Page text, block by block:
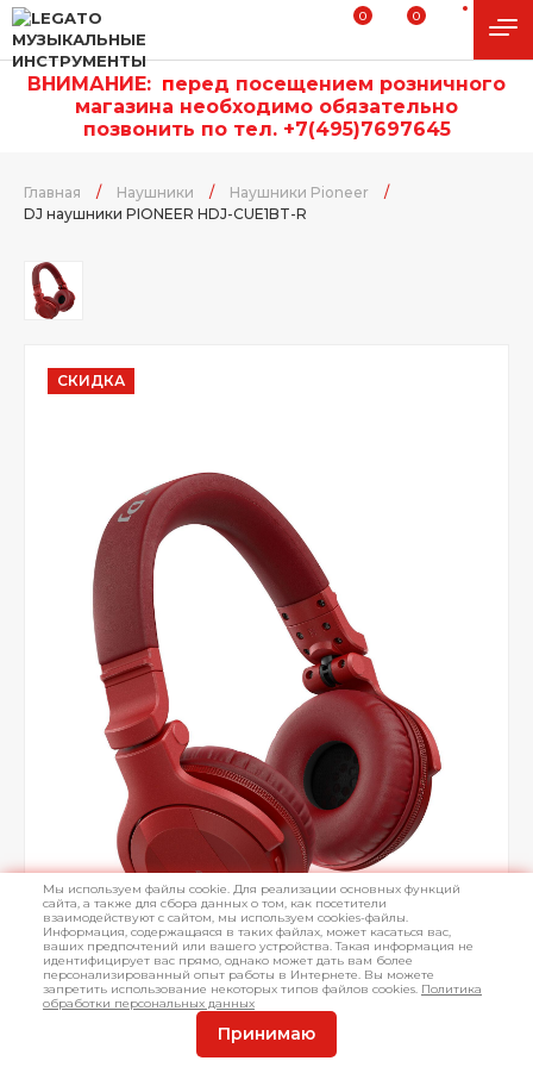
0 0
ВНИМАНИЕ: перед посещением розничного
магазина необходимо обязательно
позвонить по тел. +7(495)7697645
Главная / Наушники / Наушники Pioneer
/
DJ наушники PIONEER HDJ-CUE1BT-R
СКИДКА
Мы используем файлы cookie. Для реализации основных функций
сайта, а также для сбора данных о том, как посетители
взаимодействуют с сайтом, мы используем cookies-файлы.
Информация, содержащаяся в таких файлах, может касаться вас,
ваших предпочтений или вашего устройства. Такая информация не
идентифицирует вас прямо, однако может дать вам более
персонализированный опыт работы в Интернете. Вы можете
запретить использование некоторых типов файлов cookies. Политика
обработки персональных данных
Принимаю